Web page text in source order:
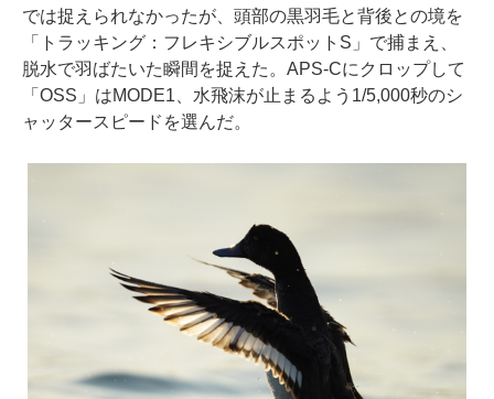
では捉えられなかったが、頭部の黒羽毛と背後との境を
「トラッキング：フレキシブルスポットS」で捕まえ、
脱水で羽ばたいた瞬間を捉えた。APS-Cにクロップして
「OSS」はMODE1、水飛沫が止まるよう1/5,000秒のシ
ャッタースピードを選んだ。